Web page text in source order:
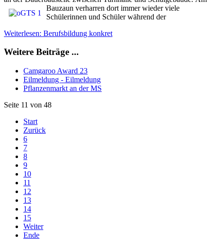
Bauzaun verharren dort immer wieder viele
Schülerinnen und Schüler während der
Weiterlesen: Berufsbildung konkret
Weitere Beiträge ...
Camgaroo Award 23
Eilmeldung - Eilmeldung
Pflanzenmarkt an der MS
Seite 11 von 48
Start
Zurück
6
7
8
9
10
11
12
13
14
15
Weiter
Ende